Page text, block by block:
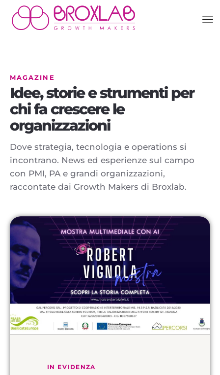
MAGAZINE
Idee, storie e strumenti per
chi fa crescere le
organizzazioni
Dove strategia, tecnologia e operations si
incontrano. News ed esperienze sul campo
con PMI, PA e grandi organizzazioni,
raccontate dai Growth Makers di Broxlab.